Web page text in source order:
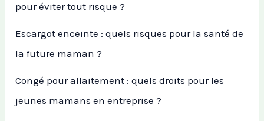
pour éviter tout risque ?
Escargot enceinte : quels risques pour la santé de
la future maman ?
Congé pour allaitement : quels droits pour les
jeunes mamans en entreprise ?